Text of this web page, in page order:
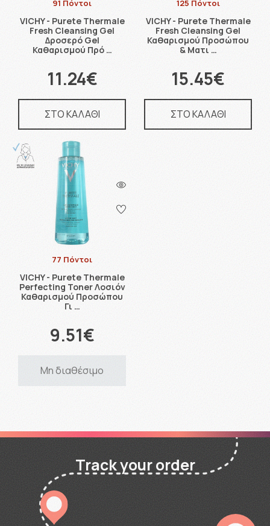
91 Πόντοι
VICHY - Purete Thermale
Fresh Cleansing Gel
Δροσερό Gel
Καθαρισμού Πρό …
11.24€
ΣΤΟ ΚΑΛΑΘΙ
125 Πόντοι
VICHY - Purete Thermale
Fresh Cleansing Gel
Καθαρισμού Προσώπου
& Ματι …
15.45€
ΣΤΟ ΚΑΛΑΘΙ
77 Πόντοι
VICHY - Purete Thermale
Perfecting Toner Λοσιόν
Καθαρισμού Προσώπου
Γι …
9.51€
Μη διαθέσιμο
Track your order